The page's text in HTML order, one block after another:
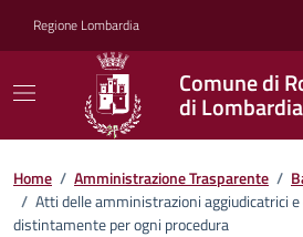
Regione Lombardia
Comune di
di Lombardia
Home / Amministrazione Trasparente /
/ Atti delle amministrazioni aggiudicatrici
distintamente per ogni procedura